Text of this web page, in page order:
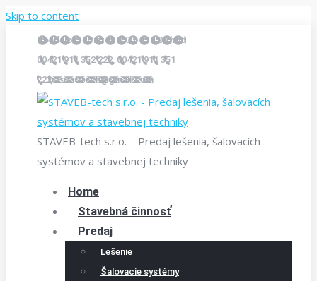
Skip to content
Pondelok – Piatok 9.00 – 17.00 hod
00421 911 352 222, 00421 911 351
222stavebtech@gmail.com
STAVEB-tech s.r.o. – Predaj lešenia, šalovacích
systémov a stavebnej techniky
Home
Stavebná činnosť
Predaj
Lešenie
Šalovacie systémy